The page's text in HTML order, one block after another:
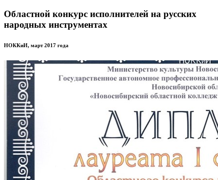
Областной конкурс исполнителей на русских
народных инструментах
НОККиИ, март 2017 года